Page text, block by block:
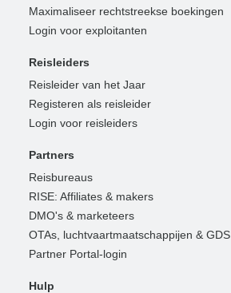
Maximaliseer rechtstreekse boekingen
Login voor exploitanten
Reisleiders
Reisleider van het Jaar
Registeren als reisleider
Login voor reisleiders
Partners
Reisbureaus
RISE: Affiliates & makers
DMO's & marketeers
OTAs, luchtvaartmaatschappijen & GDS
Partner Portal-login
Hulp